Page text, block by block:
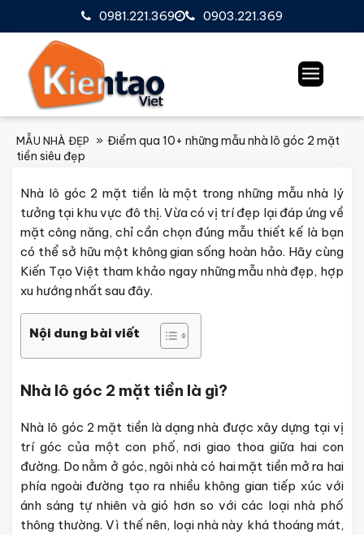
0903.221.369
0981.221.369
MẪU NHÀ ĐẸP
Điểm qua 10+ những mẫu nhà lô góc 2 mặt
tiền siêu đẹp
Nhà lô góc 2 mặt tiền là một trong những mẫu nhà lý
tưởng tại khu vực đô thị. Vừa có vị trí đẹp lại đáp ứng về
mặt công năng, chỉ cần chọn đúng mẫu thiết kế là bạn
có thể sở hữu một không gian sống hoàn hảo. Hãy cùng
Kiến Tạo Việt tham khảo ngay những mẫu nhà đẹp, hợp
xu hướng nhất sau đây.
Nội dung bài viết
Nhà lô góc 2 mặt tiền là gì?
Nhà lô góc 2 mặt tiền là dạng nhà được xây dựng tại vị
trí góc của một con phố, nơi giao thoa giữa hai con
đường. Do nằm ở góc, ngôi nhà có hai mặt tiền mở ra hai
phía ngoài đường tạo ra nhiều không gian tiếp xúc với
ánh sáng tự nhiên và gió hơn so với các loại nhà phố
thông thường. Vì thế nên, loại nhà này khá thoáng mát,